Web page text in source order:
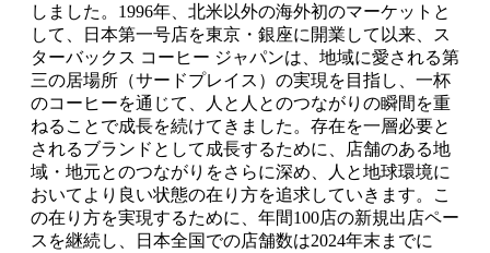
しました。1996年、北米以外の海外初のマーケットと
して、日本第一号店を東京・銀座に開業して以来、ス
ターバックス コーヒー ジャパンは、地域に愛される第
三の居場所（サードプレイス）の実現を目指し、一杯
のコーヒーを通じて、人と人とのつながりの瞬間を重
ねることで成長を続けてきました。存在を一層必要と
されるブランドとして成長するために、店舗のある地
域・地元とのつながりをさらに深め、人と地球環境に
おいてより良い状態の在り方を追求していきます。こ
の在り方を実現するために、年間100店の新規出店ペー
スを継続し、日本全国での店舗数は2024年末までに